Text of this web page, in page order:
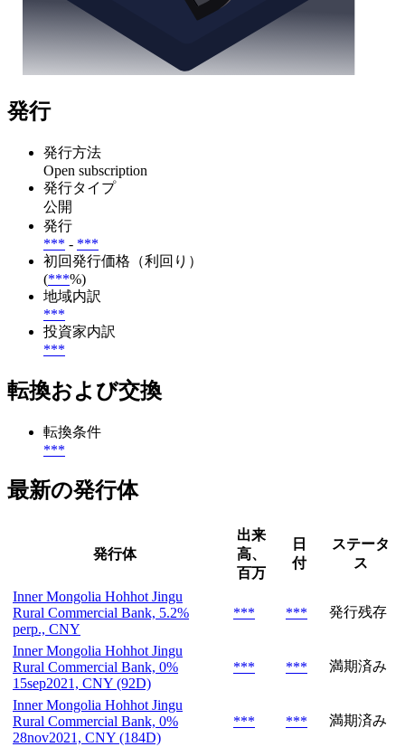
発行
発行方法
Open subscription
発行タイプ
公開
発行
*** - ***
初回発行価格（利回り）
(***%)
地域内訳
***
投資家内訳
***
転換および交換
転換条件
***
最新の発行体
発行体
出来
高、
百万
日
付
ステータ
ス
Inner Mongolia Hohhot Jingu
Rural Commercial Bank, 5.2%
perp., CNY
*** *** 発行残存
Inner Mongolia Hohhot Jingu
Rural Commercial Bank, 0%
15sep2021, CNY (92D)
*** *** 満期済み
Inner Mongolia Hohhot Jingu
Rural Commercial Bank, 0%
28nov2021, CNY (184D)
*** *** 満期済み